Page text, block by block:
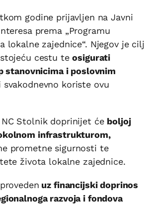
godine prijavljen na Javni
prema „Programu
lokalne zajednice“. Njegov je cilj
cestu teosigurati
stanovnicima i poslovnim
svakodnevno koriste ovu
Stolnik doprinijet će boljoj
infrastrukturom,
prometne sigurnosti te
života lokalne zajednice.
uz financijski doprinos
razvoja i fondova